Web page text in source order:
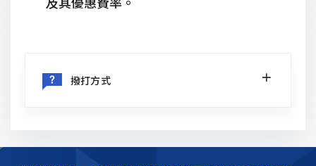
撥打方式